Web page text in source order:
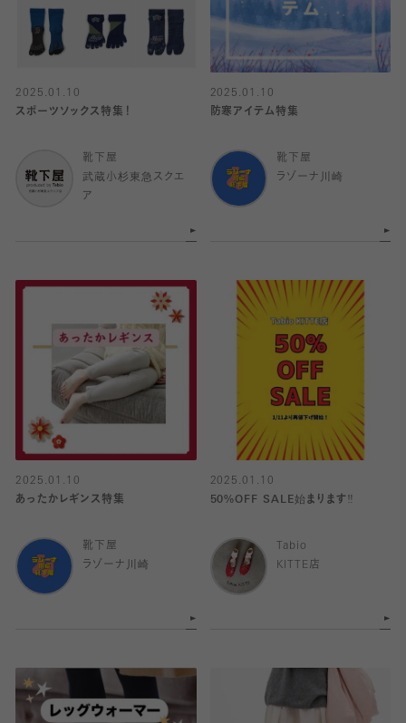
2025.01.10
スポーツソックス特集！
靴下屋
武蔵小杉東急スクエ
ア
2025.01.10
防寒アイテム特集
靴下屋
ラゾーナ川崎
2025.01.10
あったかレギンス特集
靴下屋
ラゾーナ川崎
2025.01.10
50%OFF SALE始まります‼️
Tabio
KITTE店